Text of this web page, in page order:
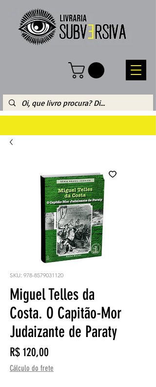
SKU: 978-8579031120
Miguel Telles da
Costa. O Capitão-Mor
Judaizante de Paraty
R$ 120,00
Cálculo do frete